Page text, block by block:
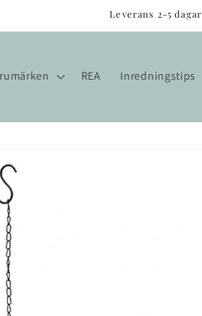
Leverans 2-5 dagar
REA Inredningstips